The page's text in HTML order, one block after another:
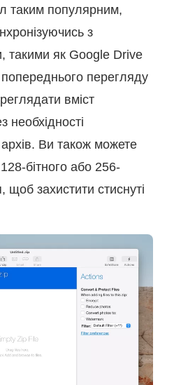
таким популярним,
з
такими як Google Drive
перегляду
вміст
необхідності
Ви також можете
бітного або 256-
захистити стиснуті